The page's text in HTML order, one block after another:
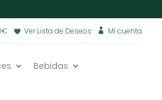
 Mi cuenta
Ver Lista de Deseos
€
Bebidas